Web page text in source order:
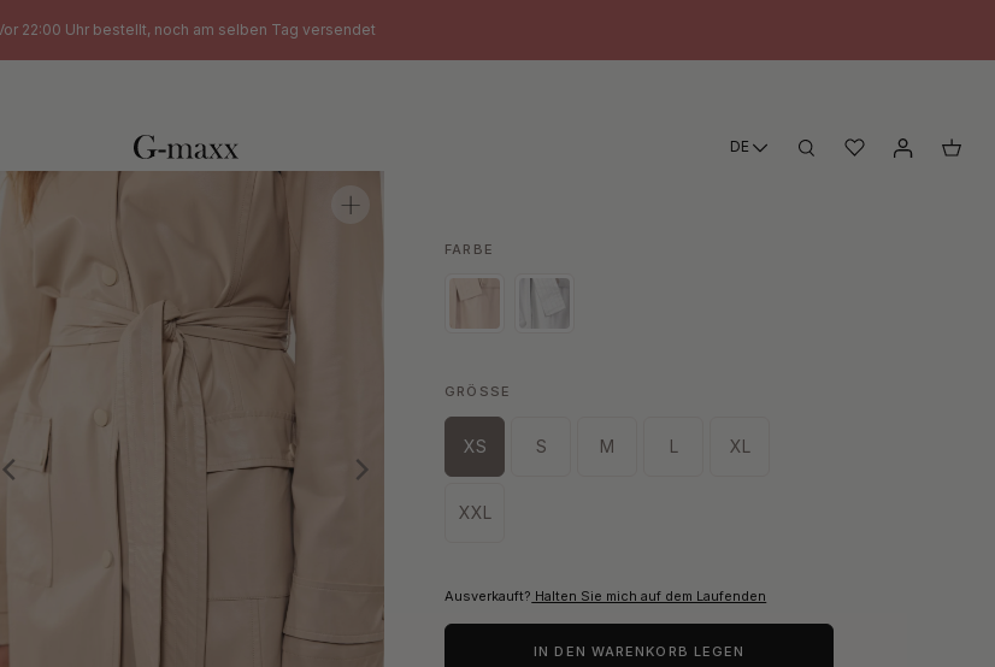
22:00 Uhr bestellt, noch am selben Tag versendet
DE
FARBE
GRÖSSE
XS S M L XL
XXL
Ausverkauft? Halten Sie mich auf dem Laufenden
IN DEN WARENKORB LEGEN